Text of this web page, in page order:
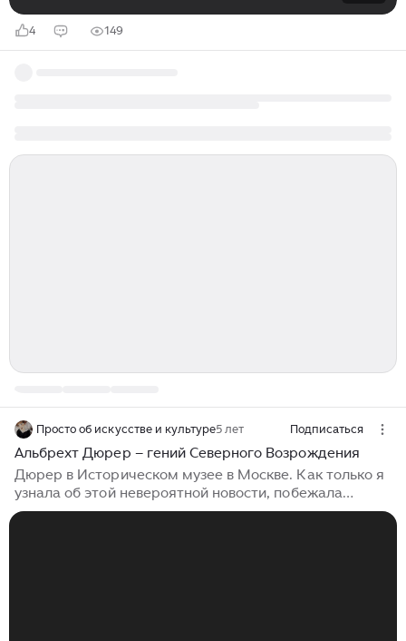
4 149
Просто об искусстве и культуре5 лет Подписаться
Альбрехт Дюрер – гений Северного Возрождения
Дюрер в Историческом музее в Москве. Как только я
узнала об этой невероятной новости, побежала
смотреть и восхищаться. Работы Дюрера поражают